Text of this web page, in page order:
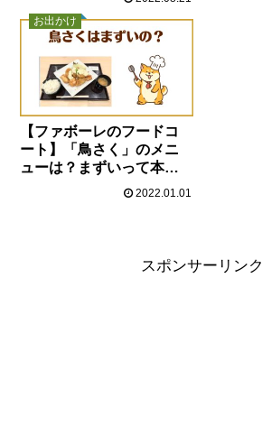
お出かけ
【ファボーレのフードコ
ート】「鳥さく」のメニ
ューは？まずいって本
2022.01.01
スポンサーリンク